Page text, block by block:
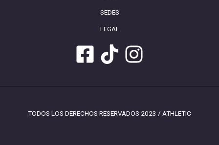
SEDES
LEGAL
TODOS LOS DERECHOS RESERVADOS 2023 / ATHLETIC